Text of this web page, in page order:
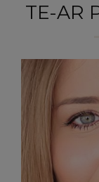
TE-AR